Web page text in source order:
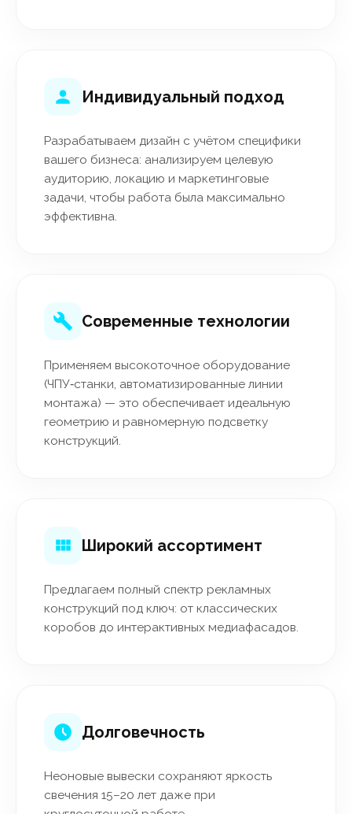
Индивидуальный подход
Разрабатываем дизайн с учётом специфики
вашего бизнеса: анализируем целевую
аудиторию, локацию и маркетинговые
задачи, чтобы работа была максимально
эффективна.
Современные технологии
Применяем высокоточное оборудование
(ЧПУ‑станки, автоматизированные линии
монтажа) — это обеспечивает идеальную
геометрию и равномерную подсветку
конструкций.
Широкий ассортимент
Предлагаем полный спектр рекламных
конструкций под ключ: от классических
коробов до интерактивных медиафасадов.
Долговечность
Неоновые вывески сохраняют яркость
свечения 15–20 лет даже при